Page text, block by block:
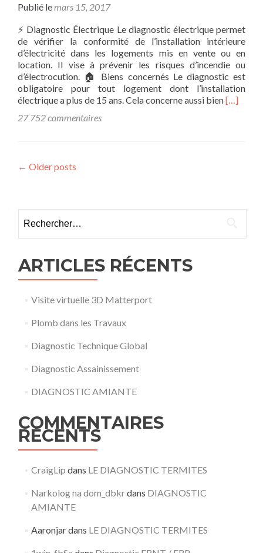
Publié le mars 15, 2017
⚡ Diagnostic Électrique Le diagnostic électrique permet
de vérifier la conformité de l’installation intérieure
d’électricité dans les logements mis en vente ou en
location. Il vise à prévenir les risques d’incendie ou
d’électrocution. 🏠 Biens concernés Le diagnostic est
obligatoire pour tout logement dont l’installation
électrique a plus de 15 ans. Cela concerne aussi bienEn
[…]
27 752 commentaires
Posts
← Older posts
ARTICLES RÉCENTS
Visite virtuelle 3D Matterport
Plomb dans les Travaux
Diagnostic Technique Global
Diagnostic Assainissement
DIAGNOSTIC AMIANTE
COMMENTAIRES
RÉCENTS
CraigLip dans LE DIAGNOSTIC TERMITES
Narkolog na dom_dbkrdans DIAGNOSTIC
AMIANTE
Aaronjardans LE DIAGNOSTIC TERMITES